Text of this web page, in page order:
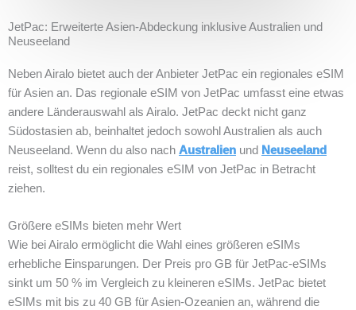
JetPac: Erweiterte Asien-Abdeckung inklusive Australien und
Neuseeland
Neben Airalo bietet auch der Anbieter JetPac ein regionales eSIM
für Asien an. Das regionale eSIM von JetPac umfasst eine etwas
andere Länderauswahl als Airalo. JetPac deckt nicht ganz
Südostasien ab, beinhaltet jedoch sowohl Australien als auch
Neuseeland. Wenn du also nach Australien und Neuseeland
‎reist, solltest du ein regionales eSIM von JetPac in Betracht
ziehen.
Größere eSIMs bieten mehr Wert
Wie bei Airalo ermöglicht die Wahl eines größeren eSIMs
erhebliche Einsparungen. Der Preis pro GB für JetPac-eSIMs
sinkt um 50 % im Vergleich zu kleineren eSIMs. JetPac bietet
eSIMs mit bis zu 40 GB für Asien-Ozeanien an, während die